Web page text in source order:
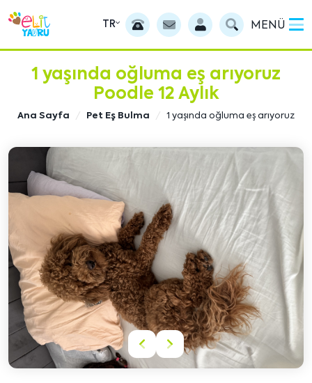
TR MENÜ
1 yaşında oğluma eş arıyoruz
Poodle 12 Aylık
Ana Sayfa Pet Eş Bulma 1 yaşında oğluma eş arıyoruz
Önceki
içeriği
Sonraki
içeriği